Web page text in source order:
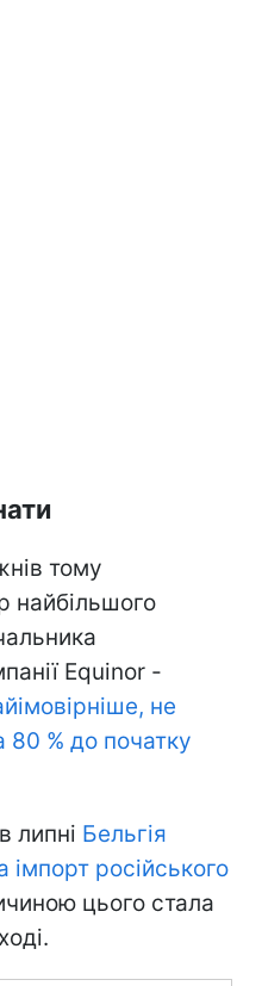
тому
найбільшого
Equinor -
не
80 % до початку
липні Бельгія
російського
цього стала